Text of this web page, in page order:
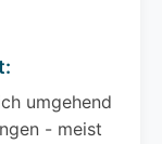
umgehend
- meist